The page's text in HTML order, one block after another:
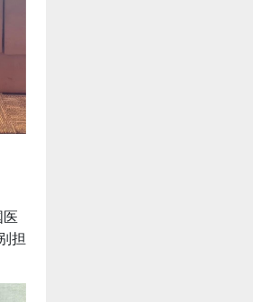
担